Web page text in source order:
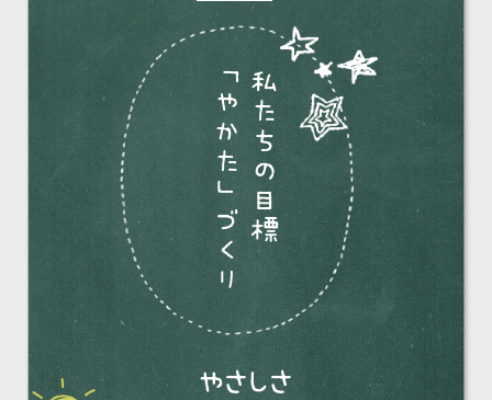
私たちの目標
「やかた」づくり
やさしさ